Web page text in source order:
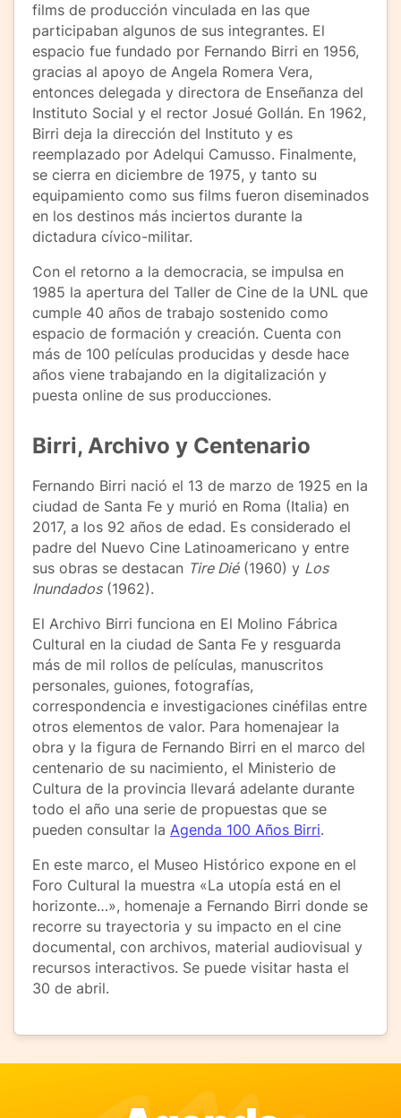
films de producción vinculada en las que
participaban algunos de sus integrantes. El
espacio fue fundado por Fernando Birri en 1956,
gracias al apoyo de Angela Romera Vera,
entonces delegada y directora de Enseñanza del
Instituto Social y el rector Josué Gollán. En 1962,
Birri deja la dirección del Instituto y es
reemplazado por Adelqui Camusso. Finalmente,
se cierra en diciembre de 1975, y tanto su
equipamiento como sus films fueron diseminados
en los destinos más inciertos durante la
dictadura cívico-militar.
Con el retorno a la democracia, se impulsa en
1985 la apertura del Taller de Cine de la UNL que
cumple 40 años de trabajo sostenido como
espacio de formación y creación. Cuenta con
más de 100 películas producidas y desde hace
años viene trabajando en la digitalización y
puesta online de sus producciones.
Birri, Archivo y Centenario
Fernando Birri nació el 13 de marzo de 1925 en la
ciudad de Santa Fe y murió en Roma (Italia) en
2017, a los 92 años de edad. Es considerado el
padre del Nuevo Cine Latinoamericano y entre
sus obras se destacan Tire Dié(1960) y Los
Inundados(1962).
El Archivo Birri funciona en El Molino Fábrica
Cultural en la ciudad de Santa Fe y resguarda
más de mil rollos de películas, manuscritos
personales, guiones, fotografías,
correspondencia e investigaciones cinéfilas entre
otros elementos de valor. Para homenajear la
obra y la figura de Fernando Birri en el marco del
centenario de su nacimiento, el Ministerio de
Cultura de la provincia llevará adelante durante
todo el año una serie de propuestas que se
pueden consultar la Agenda 100 Años Birri.
En este marco, el Museo Histórico expone en el
Foro Cultural la muestra «La utopía está en el
horizonte…», homenaje a Fernando Birri donde se
recorre su trayectoria y su impacto en el cine
documental, con archivos, material audiovisual y
recursos interactivos. Se puede visitar hasta el
30 de abril.